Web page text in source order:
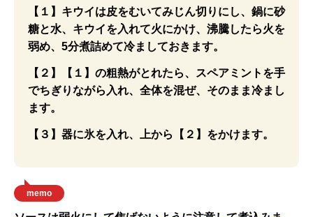
【１】キウイは皮をむいてみじん切りにし、鍋に砂
糖と水、キウイを入れて火にかけ、沸騰したら火を
弱め、5分煮詰めて冷ましておきます。
【２】【１】の粗熱がとれたら、スペアミントを手
でちぎりながら入れ、全体を混ぜ、そのまま冷まし
ます。
【３】器に氷を入れ、上から【２】をかけます。
memo